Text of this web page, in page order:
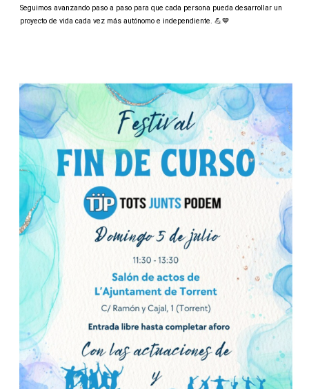
Seguimos avanzando paso a paso para que cada persona pueda desarrollar un
proyecto de vida cada vez más autónomo e independiente. 💪💙